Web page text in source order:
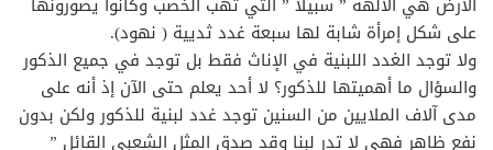
على شكل إمرأة شابة لها سبعة غدد ثديية ( نهود).
ولا توجد الغدد اللبنية في الإناث فقط بل توجد في جميع الذكور
والسؤال ما أهميتها للذكور؟ لا أحد يعلم حتى الآن إذ أنه على
مدى آلاف الملايين من السنين توجد غدد لبنية للذكور ولكن بدون
نفع ظاهر فهي لا تدر لبنا وقد صدق المثل الشعبي القائل ”